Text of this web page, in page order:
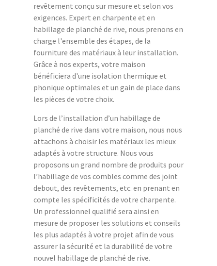
revêtement conçu sur mesure et selon vos
exigences. Expert en charpente et en
habillage de planché de rive, nous prenons en
charge l'ensemble des étapes, de la
fourniture des matériaux à leur installation.
Grâce à nos experts, votre maison
bénéficiera d'une isolation thermique et
phonique optimales et un gain de place dans
les pièces de votre choix.
Lors de l’installation d’un habillage de
planché de rive dans votre maison, nous nous
attachons à choisir les matériaux les mieux
adaptés à votre structure. Nous vous
proposons un grand nombre de produits pour
l’habillage de vos combles comme des joint
debout, des revêtements, etc. en prenant en
compte les spécificités de votre charpente.
Un professionnel qualifié sera ainsi en
mesure de proposer les solutions et conseils
les plus adaptés à votre projet afin de vous
assurer la sécurité et la durabilité de votre
nouvel habillage de planché de rive.